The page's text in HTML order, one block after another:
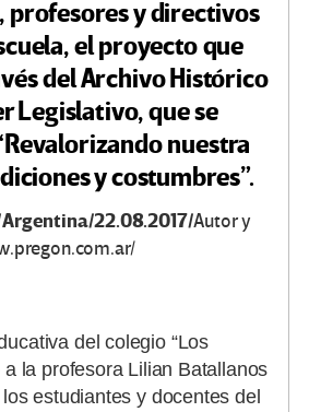
profesores y directivos
el proyecto que
del Archivo Histórico
Legislativo, que se
nuestra
y costumbres”.
22.08.2017/Autor y
del colegio “Los
a la profesora Lilian Batallanos
estudiantes y docentes del